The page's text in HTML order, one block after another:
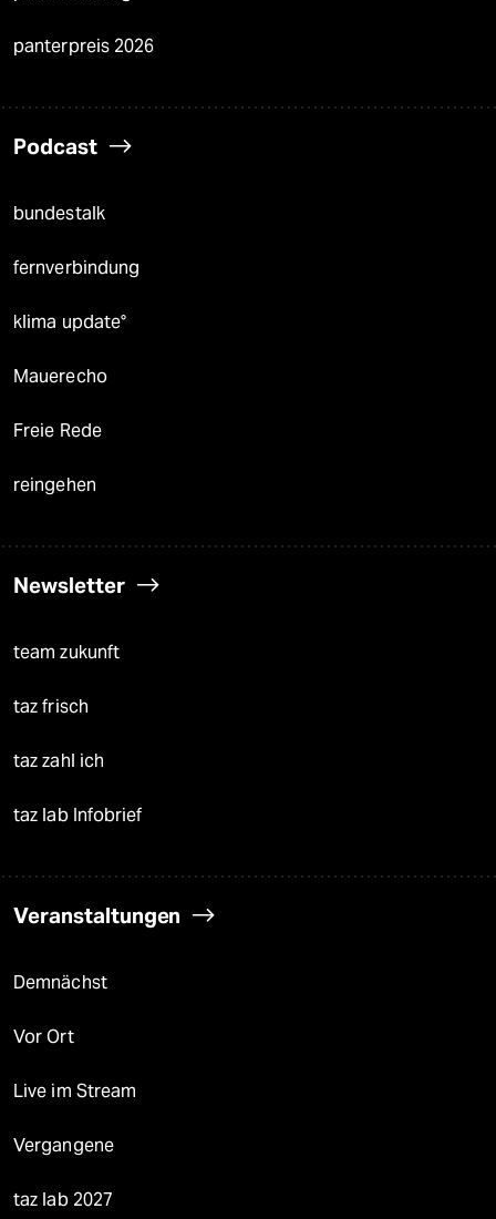
panterpreis 2026
Podcast
bundestalk
fernverbindung
klima update°
Mauerecho
Freie Rede
reingehen
Newsletter
team zukunft
taz frisch
taz zahl ich
taz lab Infobrief
Veranstaltungen
Demnächst
Vor Ort
Live im Stream
Vergangene
taz lab 2027